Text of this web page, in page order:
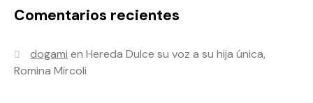
Comentarios recientes
dogami enHereda Dulce su voz a su hija única,
Romina Mircoli